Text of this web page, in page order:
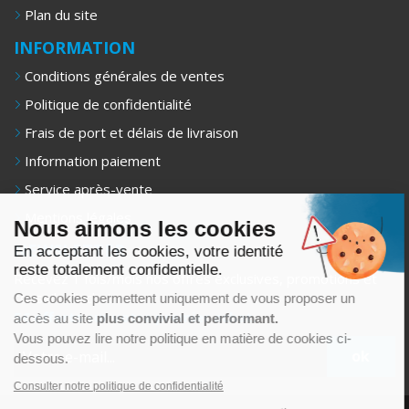
Plan du site
INFORMATION
Conditions générales de ventes
Politique de confidentialité
Frais de port et délais de livraison
Information paiement
Service après-vente
Mentions légales
NEWSLETTER
Recevez 1 fois/mois nos offres exclusives, promotions et
conseils d’achat.
5€ offerts sur votre premier achat.
Nous aimons les cookies
En acceptant les cookies, votre identité
reste totalement confidentielle.
Ces cookies permettent uniquement de vous proposer un
accès au siteplus convivial et performant.
Vous pouvez lire notre politique en matière de cookies ci-
dessous.
Consulter notre politique de confidentialité